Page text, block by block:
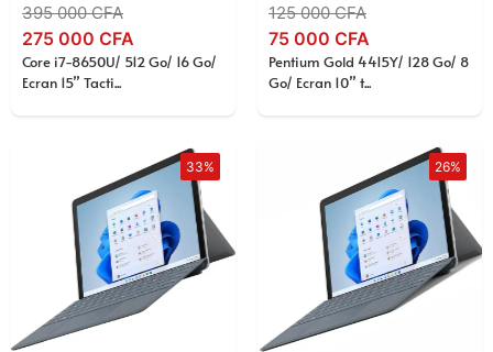
395 000CFA
275 000 CFA
Core i7-8650U/ 512 Go/ 16 Go/
Ecran 15” Tacti...
125 000CFA
75 000 CFA
Pentium Gold 4415Y/ 128 Go/ 8
Go/ Ecran 10” t...
33% 26%